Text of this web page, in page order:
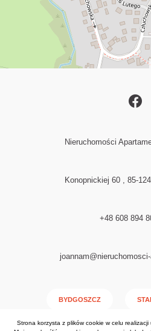
Nieruchomości
Konopnickiej 60 , 85-
+48 608 894
BYDGOSZCZ
NAKŁO NAD
Strona korzysta z plików cookie w celu realizacji